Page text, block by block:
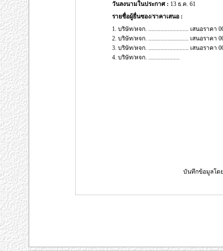
วันลงนามในประกาศ : 13 ธ.ค. 61
รายชื่อผู้ยื่นซอง/ราคาเสนอ :
1. บริษัท/หจก. ........................... เสนอราคา
2. บริษัท/หจก. ........................... เสนอราคา
3. บริษัท/หจก. ........................... เสนอราคา
4. บริษัท/หจก. .....................
บันทึกข้อมูลโด